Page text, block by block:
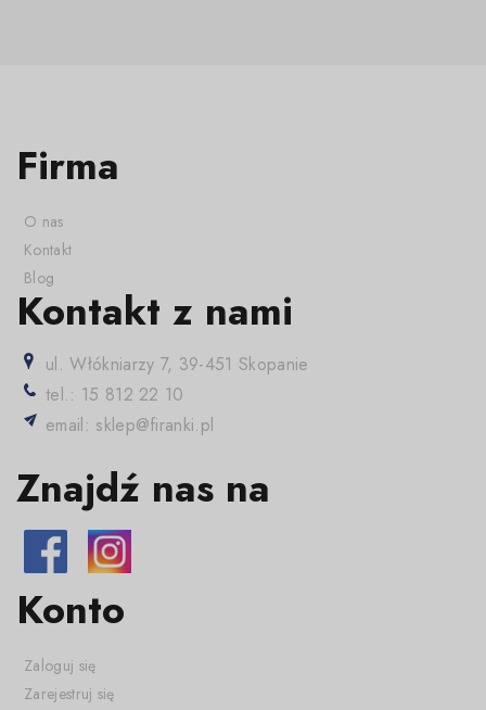
Firma
O nas
Kontakt
Blog
Kontakt z nami
ul. Włókniarzy 7, 39-451 Skopanie
tel.: 15 812 22 10
email: sklep@firanki.pl
Znajdź nas na
Konto
Zaloguj się
Zarejestruj się